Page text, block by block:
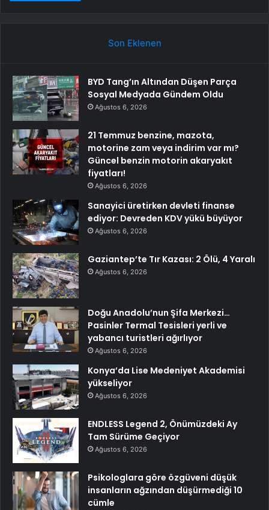
Son Eklenen
BYD Tang’ın Altından Düşen Parça
Sosyal Medyada Gündem Oldu
Ağustos 6, 2026
21 Temmuz benzine, mazota,
motorine zam veya indirim var mı?
Güncel benzin motorin akaryakıt
fiyatları!
Ağustos 6, 2026
Sanayici üretirken devleti finanse
ediyor: Devreden KDV yükü büyüyor
Ağustos 6, 2026
Gaziantep’te Tır Kazası: 2 Ölü, 4 Yaralı
Ağustos 6, 2026
Doğu Anadolu’nun Şifa Merkezi…
Pasinler Termal Tesisleri yerli ve
yabancı turistleri ağırlıyor
Ağustos 6, 2026
Konya’da Lise Medeniyet Akademisi
yükseliyor
Ağustos 6, 2026
ENDLESS Legend 2, Önümüzdeki Ay
Tam Sürüme Geçiyor
Ağustos 6, 2026
Psikologlara göre özgüveni düşük
insanların ağzından düşürmediği 10
cümle